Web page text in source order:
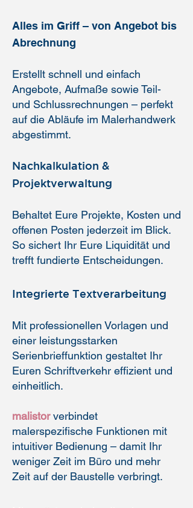
Alles im Griff – von Angebot bis
Abrechnung
Erstellt schnell und einfach
Angebote, Aufmaße sowie Teil-
und Schlussrechnungen – perfekt
auf die Abläufe im Malerhandwerk
abgestimmt.
Nachkalkulation &
Projektverwaltung
Behaltet Eure Projekte, Kosten und
offenen Posten jederzeit im Blick.
So sichert Ihr Eure Liquidität und
trefft fundierte Entscheidungen.
Integrierte Textverarbeitung
Mit professionellen Vorlagen und
einer leistungsstarken
Serienbrieffunktion gestaltet Ihr
Euren Schriftverkehr effizient und
einheitlich.
malistorverbindet
malerspezifische Funktionen mit
intuitiver Bedienung – damit Ihr
weniger Zeit im Büro und mehr
Zeit auf der Baustelle verbringt.